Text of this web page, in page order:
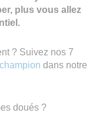
plus vous allez
? Suivez nos 7
dans notre
doués ?